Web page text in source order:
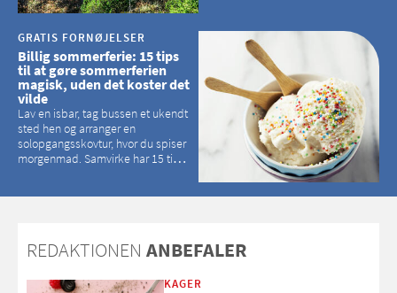
GRATIS FORNØJELSER
Billig sommerferie: 15 tips
til at gøre sommerferien
magisk, uden det koster det
vilde
Lav en isbar, tag bussen et ukendt
sted hen og arranger en
solopgangsskovtur, hvor du spiser
morgenmad. Samvirke har 15 tips
REDAKTIONEN ANBEFALER
KAGER